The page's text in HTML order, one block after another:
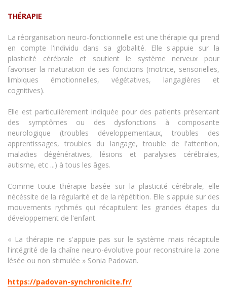
THÉRAPIE
La réorganisation neuro-fonctionnelle est une thérapie qui prend
en compte l'individu dans sa globalité. Elle s'appuie sur la
plasticité cérébrale et soutient le système nerveux pour
favoriser la maturation de ses fonctions (motrice, sensorielles,
limbiques émotionnelles, végétatives, langagières et
cognitives).
Elle est particulièrement indiquée pour des patients présentant
des symptômes ou des dysfonctions à composante
neurologique (troubles développementaux, troubles des
apprentissages, troubles du langage, trouble de l'attention,
maladies dégénératives, lésions et paralysies cérébrales,
autisme, etc ...) à tous les âges.
Comme toute thérapie basée sur la plasticité cérébrale, elle
nécéssite de la régularité et de la répétition. Elle s'appuie sur des
mouvements rythmés qui récapitulent les grandes étapes du
développement de l'enfant.
« La thérapie ne s'appuie pas sur le système mais récapitule
l'intégrité de la chaîne neuro-évolutive pour reconstruire la zone
lésée ou non stimulée » Sonia Padovan.
https://padovan-synchronicite.fr/